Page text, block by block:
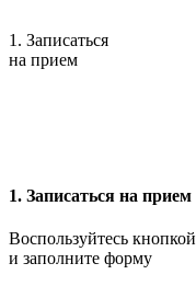
1. Записаться
на прием
1. Записаться на прием
Воспользуйтесь кнопкой
и заполните форму